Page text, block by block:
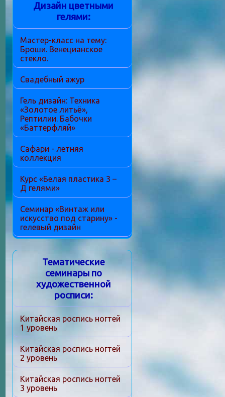
Дизайн цветными
гелями:
Мастер-класс на тему:
Броши. Венецианское
стекло.
Свадебный ажур
Гель дизайн: Техника
«Золотое литьё»,
Рептилии. Бабочки
«Баттерфляй»
Сафари - летняя
коллекция
Курс «Белая пластика 3 –
Д гелями»
Семинар «Винтаж или
искусство под старину» -
гелевый дизайн
Тематические
семинары по
художественной
росписи:
Китайская роспись ногтей
1 уровень
Китайская роспись ногтей
2 уровень
Китайская роспись ногтей
3 уровень